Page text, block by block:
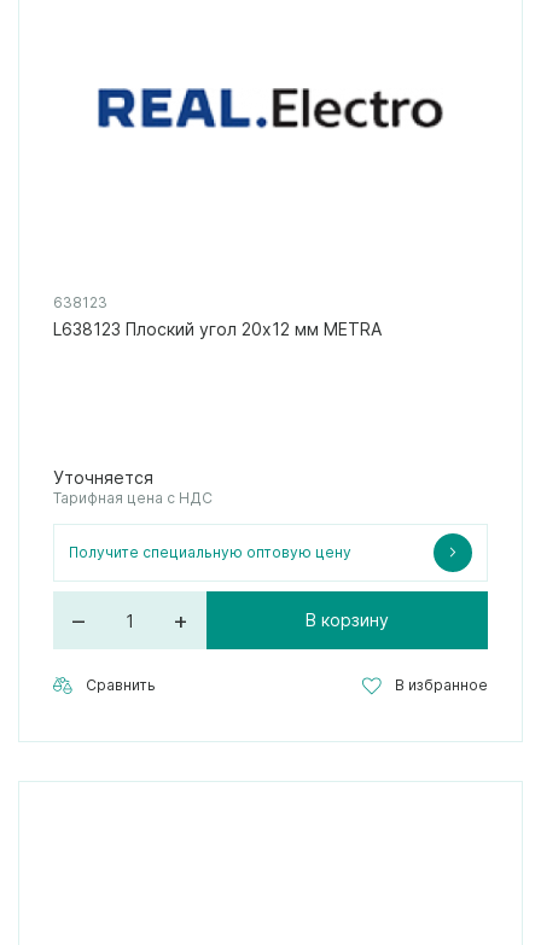
638123
L638123 Плоский угол 20x12 мм METRA
Уточняется
Тарифная цена с НДС
Получите специальную оптовую цену
– + В корзину
Сравнить В избранное